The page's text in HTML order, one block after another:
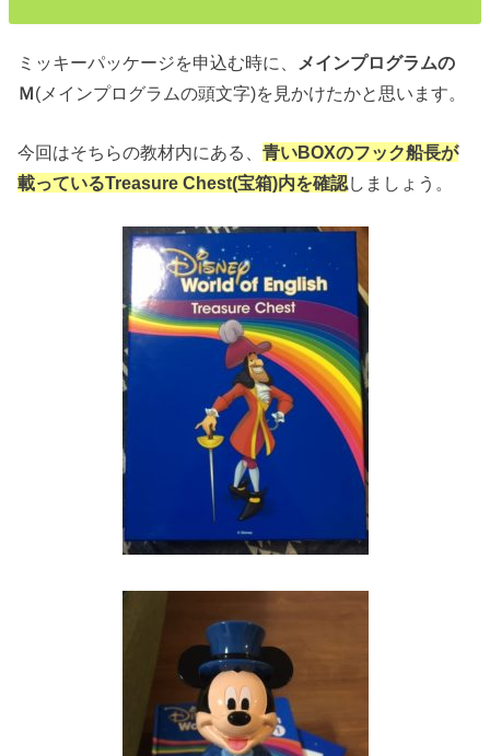
ミッキーパッケージを申込む時に、
メインプログラムの
Ｍ(メインプログラムの頭文字)を見かけたかと思います。
今回はそちらの教材内にある、青いBOXのフック船長が
載っているTreasure Chest(宝箱)内を確認しましょう。